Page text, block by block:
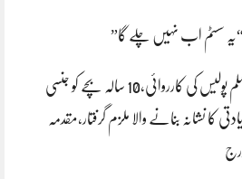
سسٹم اب نہیں چلے گا”
جہلم پولیس کی کارروائی،10 سالہ بچے کو جنسی
کا نشانہ بنانے والا ملزم گرفتار،مقدمہ